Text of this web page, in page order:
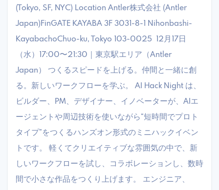
(Tokyo, SF, NYC) Location ​Antler株式会社 (Antler
Japan)FinGATE KAYABA 3F 3031-8-1 Nihonbashi-
KayabachoChuo-ku, Tokyo 103-0025 ​ ​12月17日
（水）17:00〜21:30｜東京駅エリア（Antler
Japan） ​つくるスピードを上げる。仲間と一緒に創
る。新しいワークフローを学ぶ。 ​AI Hack Night は、
ビルダー、PM、デザイナー、イノベーターが、AIエ
ージェントや周辺技術を使いながら“短時間でプロト
タイプ”をつくるハンズオン形式のミニハックイベン
トです。 ​軽くてクリエイティブな雰囲気の中で、新
しいワークフローを試し、コラボレーションし、数時
間で小さな作品をつくり上げます。 ​エンジニア、